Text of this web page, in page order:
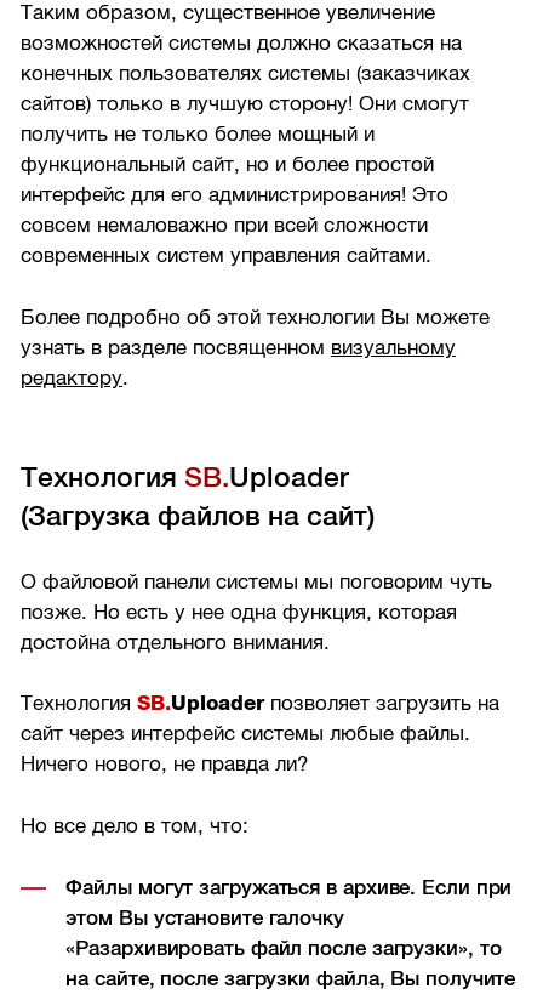
Таким образом, существенное увеличение
возможностей системы должно сказаться на
конечных пользователях системы (заказчиках
сайтов) только в лучшую сторону! Они смогут
получить не только более мощный и
функциональный сайт, но и более простой
интерфейс для его администрирования! Это
совсем немаловажно при всей сложности
современных систем управления сайтами.
Более подробно об этой технологии Вы можете
узнать в разделе посвященном визуальному
редактору.
ТехнологияSB.Uploader
(Загрузка файлов на сайт)
О файловой панели системы мы поговорим чуть
позже. Но есть у нее одна функция, которая
достойна отдельного внимания.
ТехнологияSB.Uploaderпозволяет загрузить на
сайт через интерфейс системы любые файлы.
Ничего нового, не правда ли?
Но все дело в том, что:
Файлы могут загружаться в архиве. Если при
этом Вы установите галочку
«Разархивировать файл после загрузки», то
на сайте, после загрузки файла, Вы получите